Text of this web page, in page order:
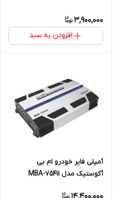
3,900,000
افزودن به سبد
آمپلی فایر خودرو ام بی
آکوستیک مدل MBA-7541i